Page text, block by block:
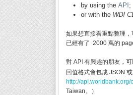
by using the API ;
or with the WDI
如果想直接看重點整理
已經有了 2000 萬的
對 API 有興趣的朋友，
回值格式會包成 JSON
http://api.worldbank.org/
Taiwan。）